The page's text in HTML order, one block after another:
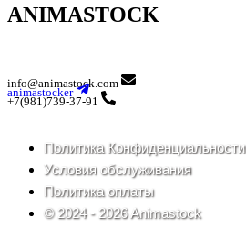
ANIMASTOCK
info@animastock.com
animastocker
+7(981)739-37-91
Политика Конфиденциальности
Условия обслуживания
Политика оплаты
© 2024 - 2026 Animastock